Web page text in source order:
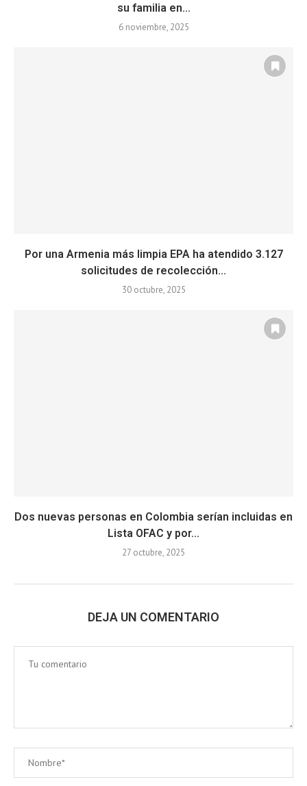
su familia en...
6 noviembre, 2025
Por una Armenia más limpia EPA ha atendido 3.127
solicitudes de recolección...
30 octubre, 2025
Dos nuevas personas en Colombia serían incluidas en
Lista OFAC y por...
27 octubre, 2025
DEJA UN COMENTARIO